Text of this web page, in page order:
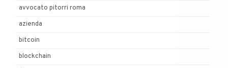
avvocato pitorri roma
azienda
bitcoin
blockchain